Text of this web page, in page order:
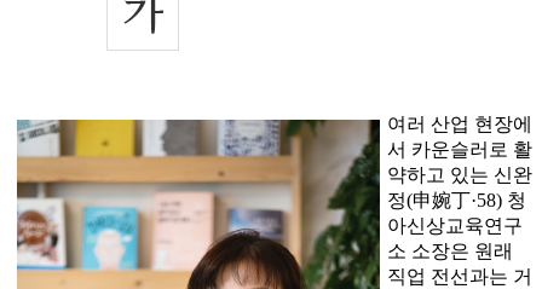
여러 산업 현장에
서 카운슬러로 활
약하고 있는 신완
정(申婉丁·58) 청
아신상교육연구
소 소장은 원래
직업 전선과는 거